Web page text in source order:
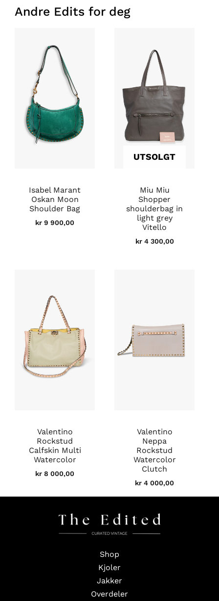
Andre Edits for deg
Isabel Marant
Oskan Moon
Shoulder Bag
kr 9 900,00
UTSOLGT
Miu Miu
Shopper
shoulderbag in
light grey
Vitello
kr4 300,00
Valentino
Rockstud
Calfskin Multi
Watercolor
kr 8 000,00
Valentino
Neppa
Rockstud
Watercolor
Clutch
kr 4 000,00
Shop
Kjoler
Jakker
Overdeler